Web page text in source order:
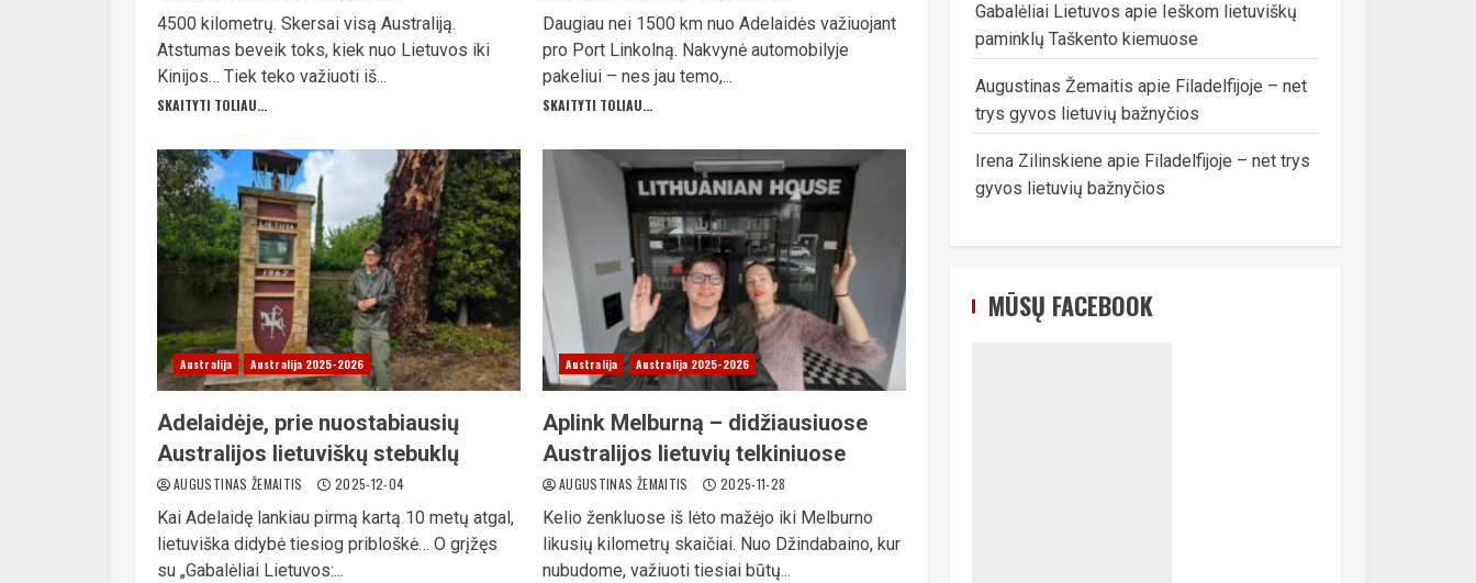
4500 kilometrų. Skersai visą Australiją.
Atstumas beveik toks, kiek nuo Lietuvos iki
Kinijos… Tiek teko važiuoti iš...
SKAITYTI TOLIAU...
Daugiau nei 1500 km nuo Adelaidės važiuojant
pro Port Linkolną. Nakvynė automobilyje
pakeliui – nes jau temo,...
SKAITYTI TOLIAU...
Australija Australija 2025-2026
Adelaidėje, prie nuostabiausių
Australijos lietuviškų stebuklų
AUGUSTINAS ŽEMAITIS 2025-12-04
Kai Adelaidę lankiau pirmą kartą 10 metų atgal,
lietuviška didybė tiesiog pribloškė… O grįžęs
su „Gabalėliai Lietuvos:...
Australija Australija 2025-2026
Aplink Melburną – didžiausiuose
Australijos lietuvių telkiniuose
AUGUSTINAS ŽEMAITIS 2025-11-28
Kelio ženkluose iš lėto mažėjo iki Melburno
likusių kilometrų skaičiai. Nuo Džindabaino, kur
nubudome, važiuoti tiesiai būtų...
Gabalėliai Lietuvos apie Ieškom lietuviškų
paminklų Taškento kiemuose
Augustinas Žemaitis apie Filadelfijoje – net
trys gyvos lietuvių bažnyčios
Irena Zilinskiene apie Filadelfijoje – net trys
gyvos lietuvių bažnyčios
MŪSŲ FACEBOOK